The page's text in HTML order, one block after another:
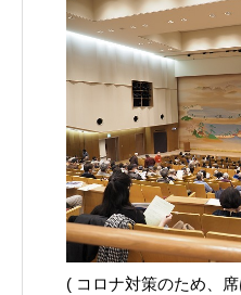
( コロナ対策のため、